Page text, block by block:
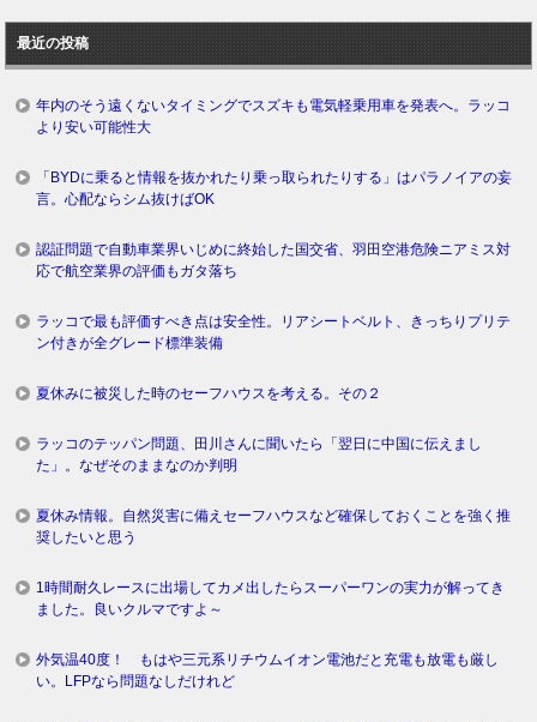
ロ
グ
最近の投稿
年内のそう遠くないタイミングでスズキも電気軽乗用車を発表へ。ラッコ
より安い可能性大
「BYDに乗ると情報を抜かれたり乗っ取られたりする」はパラノイアの妄
言。心配ならシム抜けばOK
認証問題で自動車業界いじめに終始した国交省、羽田空港危険ニアミス対
応で航空業界の評価もガタ落ち
ラッコで最も評価すべき点は安全性。リアシートベルト、きっちりプリテ
ン付きが全グレード標準装備
夏休みに被災した時のセーフハウスを考える。その２
ラッコのテッパン問題、田川さんに聞いたら「翌日に中国に伝えまし
た」。なぜそのままなのか判明
夏休み情報。自然災害に備えセーフハウスなど確保しておくことを強く推
奨したいと思う
1時間耐久レースに出場してカメ出したらスーパーワンの実力が解ってき
ました。良いクルマですよ～
外気温40度！ もはや三元系リチウムイオン電池だと充電も放電も厳し
い。LFPなら問題なしだけれど